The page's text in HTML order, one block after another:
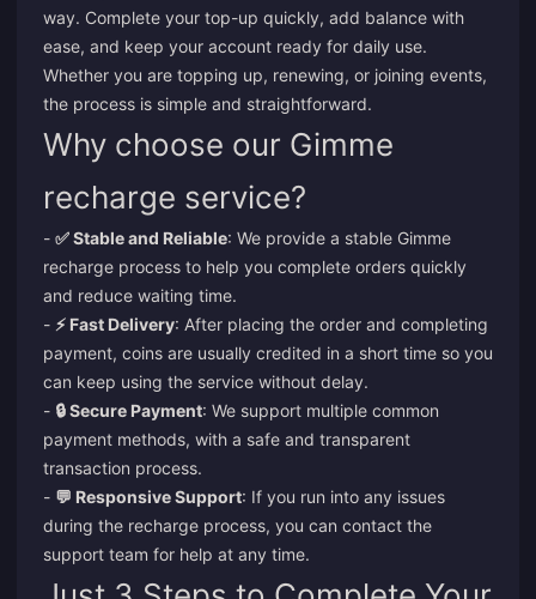
way. Complete your top-up quickly, add balance with
ease, and keep your account ready for daily use.
Whether you are topping up, renewing, or joining events,
the process is simple and straightforward.
Why choose our Gimme
recharge service?
- ✅ Stable and Reliable: We provide a stable Gimme
recharge process to help you complete orders quickly
and reduce waiting time.
- ⚡ Fast Delivery: After placing the order and completing
payment, coins are usually credited in a short time so you
can keep using the service without delay.
- 🔒 Secure Payment: We support multiple common
payment methods, with a safe and transparent
transaction process.
- 💬 Responsive Support: If you run into any issues
during the recharge process, you can contact the
support team for help at any time.